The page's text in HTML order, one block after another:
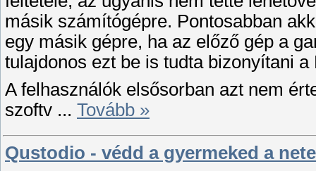
másik számítógépre. Pontosabban
egy másik gépre, ha az előző gép a
tulajdonos ezt be is tudta bizonyítani a
A felhasználók elsősorban azt nem
szoftv ... Tovább »
Qustodio - védd a gyermeked a